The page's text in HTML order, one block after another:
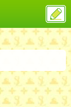
ス
投
稿